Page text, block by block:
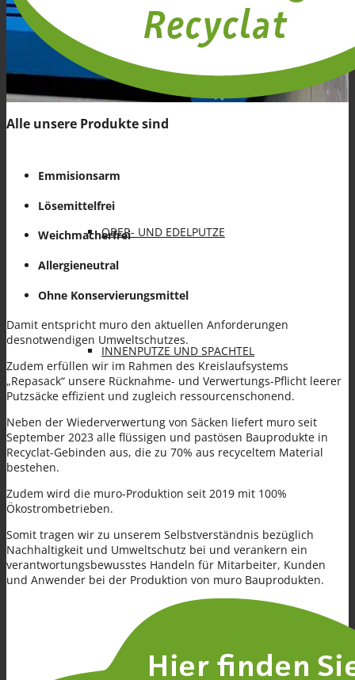
OBER- UND EDELPUTZE
INNENPUTZE UND SPACHTEL
SANIERPUTZSYSTEM UND
Alle unsere Produkte sind
Emmisionsarm
Lösemittelfrei
Weichmacherfrei
Allergieneutral
Ohne Konservierungsmittel
Damit entspricht muro den aktuellen Anforderungen
desnotwendigen Umweltschutzes.
Zudem erfüllen wir im Rahmen des Kreislaufsystems
„Repasack“ unsere Rücknahme- und Verwertungs-Pflicht leerer
Putzsäcke effizient und zugleich ressourcenschonend.
Neben der Wiederverwertung von Säcken liefert muro seit
September 2023 alle flüssigen und pastösen Bauprodukte in
Recyclat-Gebinden aus, die zu 70% aus recyceltem Material
bestehen.
Zudem wird die muro-Produktion seit 2019 mit 100%
Ökostrombetrieben.
Somit tragen wir zu unserem Selbstverständnis bezüglich
Nachhaltigkeit und Umweltschutz bei und verankern ein
verantwortungsbewusstes Handeln für Mitarbeiter, Kunden
und Anwender bei der Produktion von muro Bauprodukten.